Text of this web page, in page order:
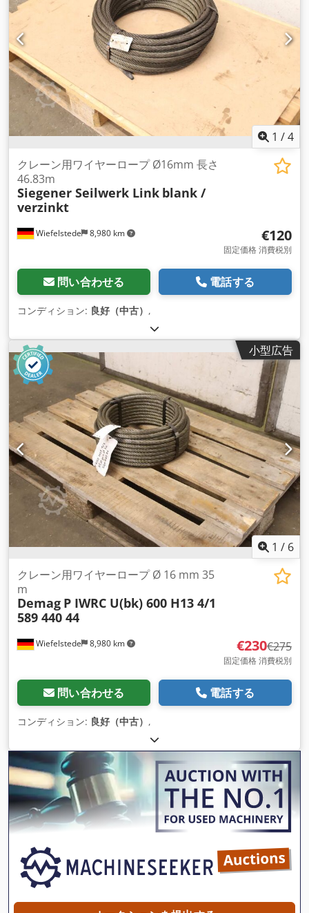
1 /4
Wiefelstede 8,980 km
クレーン用ワイヤーロープ Ø16mm 長さ
46.83m
Siegener Seilwerk Link blank /
verzinkt
€120
固定価格 消費税別
問い合わせる 電話する
コンディション: 良好（中古） ,
小型広告
1 / 6
Wiefelstede 8,980 km
クレーン用ワイヤーロープ Ø 16 mm 35
m
Demag P IWRC U(bk) 600 H13 4/1
589 440 44
€230€275
固定価格 消費税別
問い合わせる 電話する
コンディション: 良好（中古） ,